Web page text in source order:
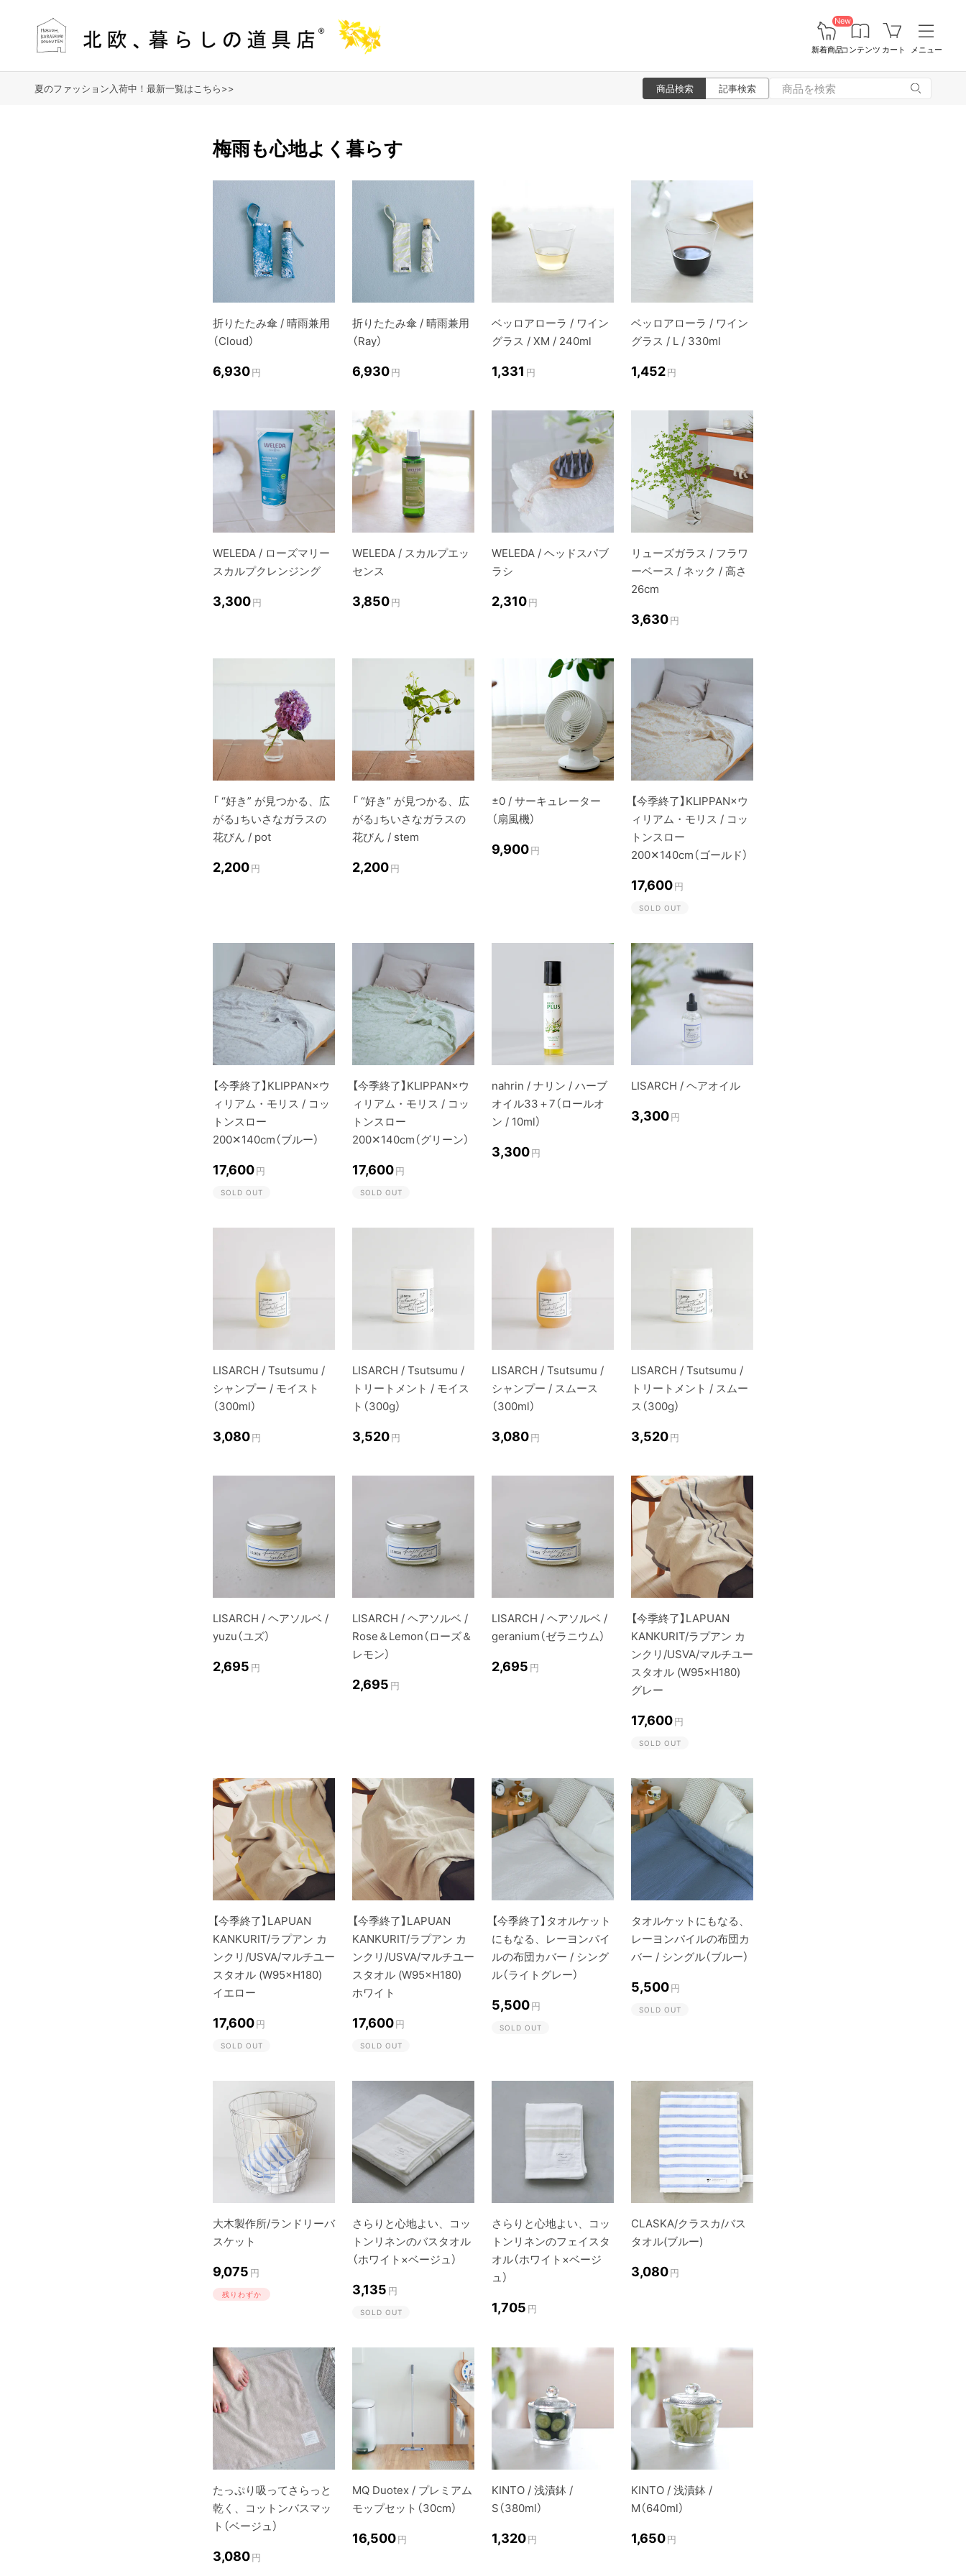
New
新着商品コンテンツ カート メニュー
夏のファッション入荷中！最新一覧はこちら>> 商品検索 記事検索
梅雨も心地よく暮らす
折りたたみ傘 / 晴雨兼用
（Cloud）
6,930円
折りたたみ傘 / 晴雨兼用
（Ray）
6,930円
ベッロアローラ / ワイン
グラス / XM / 240ml
1,331 円
ベッロアローラ / ワイン
グラス / L / 330ml
1,452円
WELEDA / ローズマリー
スカルプクレンジング
3,300円
WELEDA / スカルプエッ
センス
3,850円
WELEDA / ヘッドスパブ
ラシ
2,310円
リューズガラス / フラワ
ーベース / ネック / 高さ
26cm
3,630円
「 “好き” が見つかる、広
がる」ちいさなガラスの
花びん / pot
2,200円
「 “好き” が見つかる、広
がる」ちいさなガラスの
花びん / stem
2,200円
±0 / サーキュレーター
（扇風機）
9,900円
【今季終了】KLIPPAN×ウ
ィリアム・モリス / コッ
トンスロー
200✕140cm（ゴールド）
17,600円
SOLD OUT
【今季終了】KLIPPAN×ウ
ィリアム・モリス / コッ
トンスロー
200✕140cm（ブルー）
17,600円
SOLD OUT
【今季終了】KLIPPAN×ウ
ィリアム・モリス / コッ
トンスロー
200✕140cm（グリーン）
17,600円
SOLD OUT
nahrin / ナリン / ハーブ
オイル33＋7（ロールオ
ン / 10ml）
3,300円
LISARCH / ヘアオイル
3,300円
LISARCH / Tsutsumu /
シャンプー / モイスト
（300ml）
3,080円
LISARCH / Tsutsumu /
トリートメント / モイス
ト（300g）
3,520円
LISARCH / Tsutsumu /
シャンプー / スムース
（300ml）
3,080円
LISARCH / Tsutsumu /
トリートメント / スムー
ス（300g）
3,520円
LISARCH / ヘアソルベ /
yuzu（ユズ）
2,695 円
LISARCH / ヘアソルベ /
Rose＆Lemon（ローズ＆
レモン）
2,695 円
LISARCH / ヘアソルベ /
geranium（ゼラニウム）
2,695 円
【今季終了】LAPUAN
KANKURIT/ラプアン カ
ンクリ/USVA/マルチユー
スタオル (W95×H180)
グレー
17,600円
SOLD OUT
【今季終了】LAPUAN
KANKURIT/ラプアン カ
ンクリ/USVA/マルチユー
スタオル (W95×H180)
イエロー
17,600円
SOLD OUT
【今季終了】LAPUAN
KANKURIT/ラプアン カ
ンクリ/USVA/マルチユー
スタオル (W95×H180)
ホワイト
17,600円
SOLD OUT
【今季終了】タオルケット
にもなる、レーヨンパイ
ルの布団カバー / シング
ル（ライトグレー）
5,500円
SOLD OUT
タオルケットにもなる、
レーヨンパイルの布団カ
バー / シングル（ブルー）
5,500円
SOLD OUT
大木製作所/ランドリーバ
スケット
9,075 円
残りわずか
さらりと心地よい、コッ
トンリネンのバスタオル
（ホワイト×ベージュ）
3,135 円
SOLD OUT
さらりと心地よい、コッ
トンリネンのフェイスタ
オル（ホワイト×ベージ
ュ）
1,705 円
CLASKA/クラスカ/バス
タオル(ブルー)
3,080円
たっぷり吸ってさらっと
乾く、コットンバスマッ
ト（ベージュ）
3,080円
MQ Duotex / プレミアム
モップセット（30cm）
16,500円
KINTO / 浅漬鉢 /
S（380ml）
1,320円
KINTO / 浅漬鉢 /
M（640ml）
1,650円